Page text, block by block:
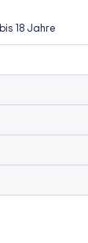
bis 18 Jahre